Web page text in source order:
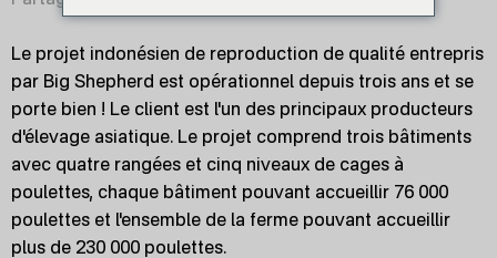
Le projet indonésien de reproduction de qualité entrepris
par Big Shepherd est opérationnel depuis trois ans et se
porte bien ! Le client est l'un des principaux producteurs
d'élevage asiatique. Le projet comprend trois bâtiments
avec quatre rangées et cinq niveaux de cages à
poulettes, chaque bâtiment pouvant accueillir 76 000
poulettes et l'ensemble de la ferme pouvant accueillir
plus de 230 000 poulettes.